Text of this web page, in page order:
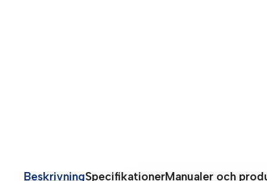
BeskrivningSpecifikationerManualer och